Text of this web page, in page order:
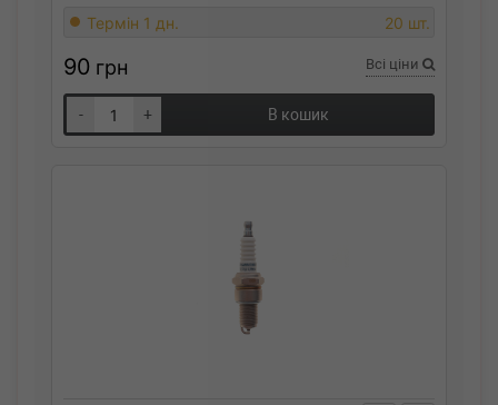
Термін 1 дн. 20 шт.
90 грн Всі ціни
- + В кошик